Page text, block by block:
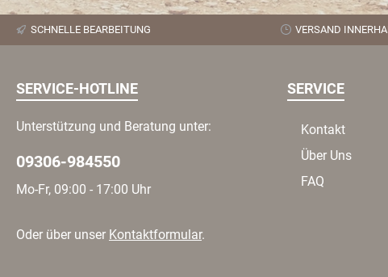
SCHNELLE BEARBEITUNG VERSAND
SERVICE-HOTLINE
Unterstützung und Beratung unter:
09306-984550
Mo-Fr, 09:00 - 17:00 Uhr
Oder über unser Kontaktformular.
SERVICE
Kontakt
Über Uns
FAQ